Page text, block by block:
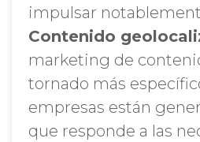
impulsar
Contenido
marketing de
tornado más
empresas están
que responde a las